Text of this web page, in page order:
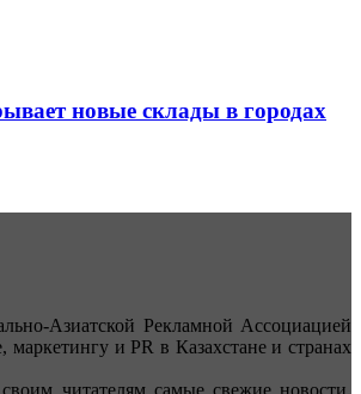
новые склады в городах
Азиатской Рекламной Ассоциацией
маркетингу и PR в Казахстане и странах